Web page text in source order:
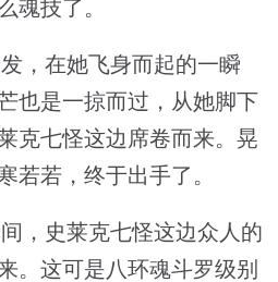
魂技了。
，在她飞身而起的一瞬
也是一掠而过，从她脚下
克七怪这边席卷而来。晃
若若，终于出手了。
，史莱克七怪这边众人的
。这可是八环魂斗罗级别